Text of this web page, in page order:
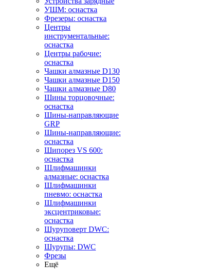
УШМ: оснастка
Фрезеры: оснастка
Центры
инструментальные:
оснастка
Центры рабочие:
оснастка
Чашки алмазные D130
Чашки алмазные D150
Чашки алмазные D80
Шины торцовочные:
оснастка
Шины-направляющие
GRP
Шины-направляющие:
оснастка
Шипорез VS 600:
оснастка
Шлифмашинки
алмазные: оснастка
Шлифмашинки
пневмо: оснастка
Шлифмашинки
эксцентриковые:
оснастка
Шуруповерт DWC:
оснастка
Шурупы: DWC
Фрезы
Ещё